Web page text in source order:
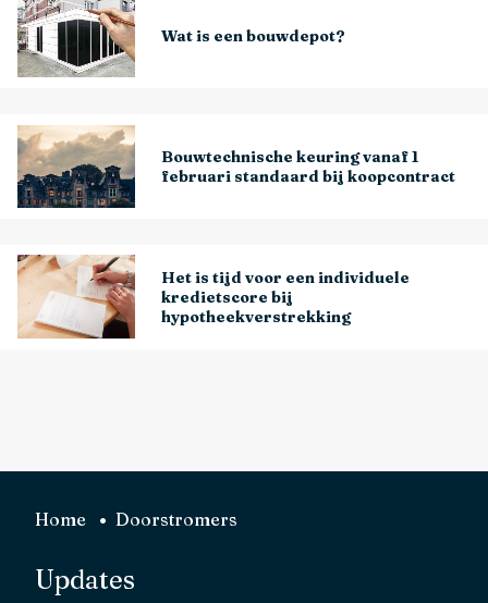
Wat is een bouwdepot?
Bouwtechnische keuring vanaf 1
februari standaard bij koopcontract
Het is tijd voor een individuele
kredietscore bij
hypotheekverstrekking
Home Doorstromers
Updates